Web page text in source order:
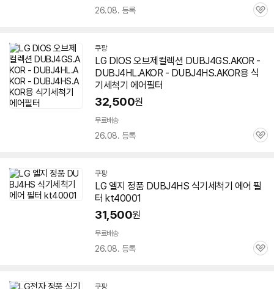
26.08. 등록
관
쿠팡
LG DIOS 오브제컬렉션 DUBJ4GS.AKOR -
DUBJ4HL.AKOR - DUBJ4HS.AKOR용 식
기세척기 에어필터
32,500원
무료배송
26.08. 등록
관
쿠팡
LG 엘지 정품 DUBJ4HS 식기세척기 에어 필
터 kt40001
31,500원
무료배송
26.08. 등록
관
쿠팡